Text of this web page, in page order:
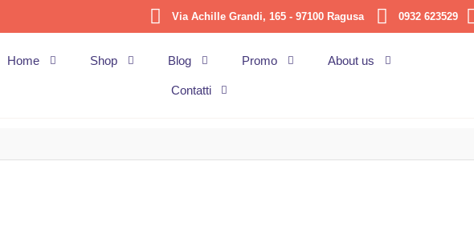
Via Achille Grandi, 165 - 97100 Ragusa 0932 623529
Home Shop Blog Promo About us
Contatti